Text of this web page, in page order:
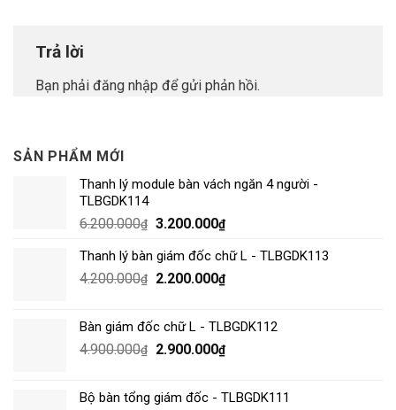
SẢN PHẨM MỚI
Thanh lý module bàn vách ngăn 4 người -
TLBGDK114
6.200.000₫ 3.200.000₫
Thanh lý bàn giám đốc chữ L - TLBGDK113
4.200.000₫ 2.200.000₫
Bàn giám đốc chữ L - TLBGDK112
4.900.000₫ 2.900.000₫
Bộ bàn tổng giám đốc - TLBGDK111
Trả lời
Bạn phải đăng nhập để gửi phản hồi.